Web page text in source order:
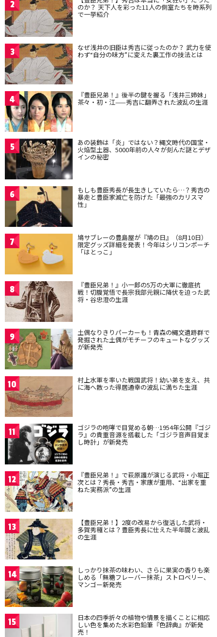
2 のか？ 天下人を彩った11人の側室たちを時系列
で一挙紹介
3 なぜ浅井の旧臣は秀吉に従ったのか？ 武力を使
わず“自分の味方”に変えた裏工作の技法とは
4 『豊臣兄弟！』後半の鍵を握る「浅井三姉妹」
茶々・初・江——秀吉に翻弄された波乱の生涯
5 あの装飾は「炎」ではない？縄文時代の国宝・
火焔型土器、5000年前の人々が刻んだ謎とデザ
インの秘密
6 もしも豊臣秀長が長生きしていたら…？秀吉の
暴走と豊臣家滅亡を防げた「最強のカリスマ
性」
7 鳩サブレーの豊島屋が『鳩の日』（8月10日）
限定グッズ詳細を発表！今年はシリコンポーチ
「はとっこ」
8 『豊臣兄弟！』小一郎の5万の大軍に徹底抗
戦！切腹覚悟で長宗我部元親に降伏を迫った武
将・谷忠澄の生涯
9 土偶なりきりパーカーも！青森の縄文遺跡群で
発掘された土偶がモチーフのキュートなグッズ
が新発売
10 村上水軍を率いた戦国武将！幼い弟を支え、共
に海へ散った得居通幸の波乱に満ちた生涯
11 ゴジラの咆哮で目覚める朝…1954年公開『ゴジ
ラ』の貴重音源を搭載した「ゴジラ音声目覚ま
し時計」が新発売
12 『豊臣兄弟！』で萩原護が演じる武将・小堀正
次とは？秀長・秀吉・家康が重用、“出家を重
ねた実務派”の生涯
13 【豊臣兄弟！】2度の改易から復活した武将・
多賀秀種とは？豊臣秀長に仕えた半年間と波乱
の生涯
14 しっかり抹茶の味わい、さらに果実の香りも楽
しめる「無糖フレーバー抹茶」ストロベリー、
マンゴー新発売
15 日本の四季折々の植物や情景を描くことに相応
しい色を集めた水彩色鉛筆『色辞典』が新発
売！